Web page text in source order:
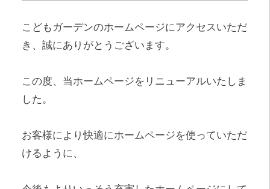
こどもガーデンのホームページにアクセスいただ
き、誠にありがとうございます。
この度、当ホームページをリニューアルいたしま
した。
お客様により快適にホームページを使っていただ
けるように、